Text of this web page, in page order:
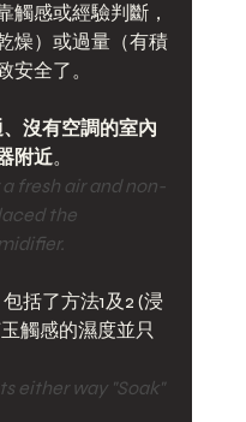
觸感或經驗判斷，
燥）或過量（有積
安全了。
沒有空調的室內
附近。
the
括了方法1及2 (浸
觸感的濕度並只